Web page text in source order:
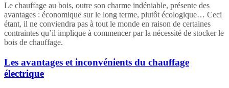
Le chauffage au bois, outre son charme indéniable, présente des
avantages : économique sur le long terme, plutôt écologique… Ceci
étant, il ne conviendra pas à tout le monde en raison de certaines
contraintes qu’il implique à commencer par la nécessité de stocker le
bois de chauffage.
Les avantages et inconvénients du chauffage
électrique